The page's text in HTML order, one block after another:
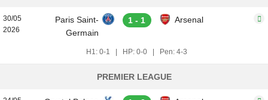
30/05
2026
Paris Saint-
Germain
1 - 1 Arsenal
H1: 0-1 HP: 0-0 Pen: 4-3
PREMIER LEAGUE